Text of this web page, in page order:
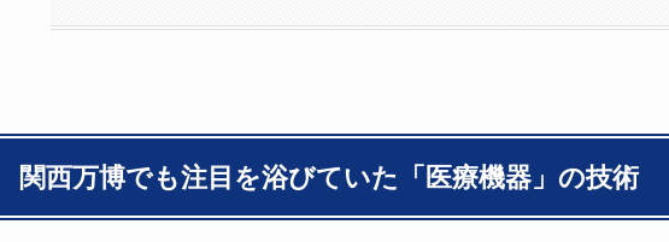
関西万博でも注目を浴びていた「医療機器」の技術